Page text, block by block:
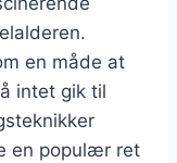
en måde at
intet gik til
en populær ret